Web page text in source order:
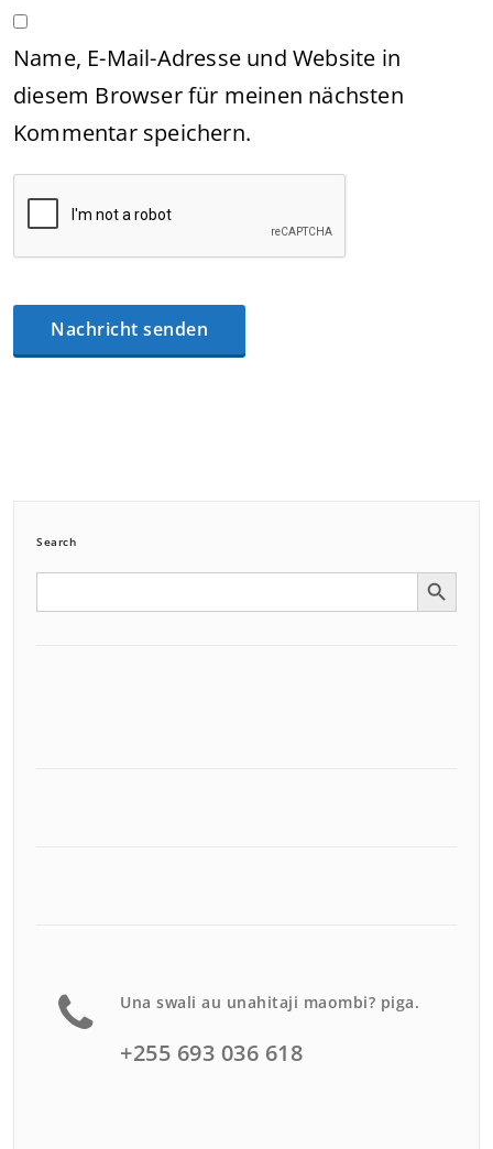
Name, E-Mail-Adresse und Website in
diesem Browser für meinen nächsten
Kommentar speichern.
Search
Search Search Button
Una swali au unahitaji maombi? piga.
+255 693 036 618